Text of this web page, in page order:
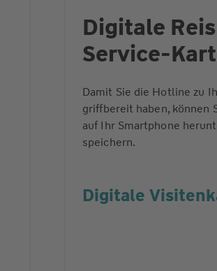
Digitale
Service-
Damit Sie die Hotline zu
griffbereit haben, können
auf Ihr Smartphone
speichern.
Digitale